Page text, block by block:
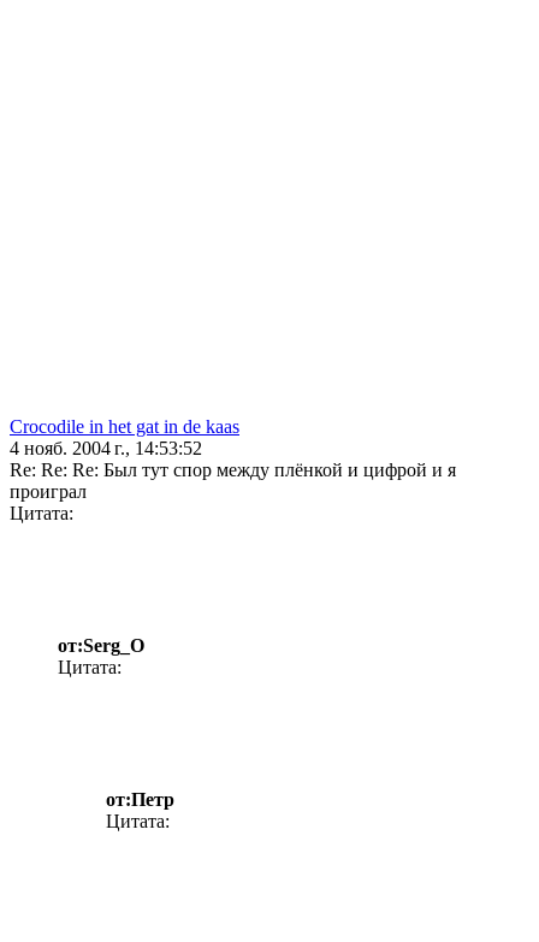
Crocodile in het gat in de kaas
4 нояб. 2004 г., 14:53:52
Re: Re: Re: Был тут спор между плёнкой и цифрой и я
проиграл
Цитата:
от:Serg_O
Цитата:
от:Петр
Цитата: